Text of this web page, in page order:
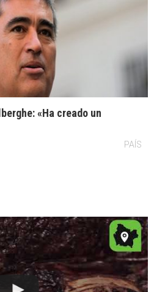
«Ha creado un
PAÍS